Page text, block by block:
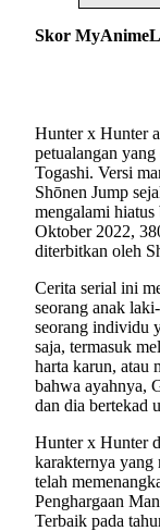
Skor
Hunter x Hunter
petualangan
Togashi. Versi
Shōnen Jump
mengalami
Oktober 2022,
diterbitkan oleh
Cerita serial ini
seorang anak
seorang individu
saja, termasuk
harta karun, atau
bahwa ayahnya,
dan dia bertekad
Hunter x Hunter
karakternya yang
telah
Penghargaan
Terbaik pada